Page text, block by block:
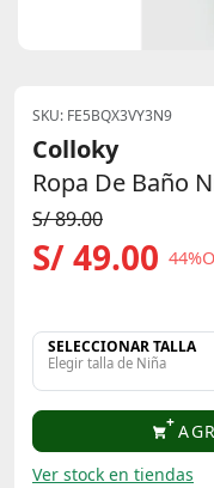
SKU: FE5BQX3VY3N9
Colloky
Ropa De Baño
S/ 89.00
S/ 49.00
SELECCIONAR TALLA
Elegir talla de Niña
Ver stock en tiendas